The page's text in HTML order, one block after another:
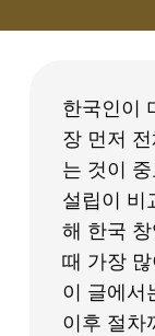
한국인이
장 먼저
는 것이
설립이 비
해 한국
때 가장
이 글에서
이후 절차